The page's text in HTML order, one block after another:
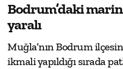
Bodrum’daki
yaralı
Muğla’nın Bodrum
ikmali yapıldığı sırada